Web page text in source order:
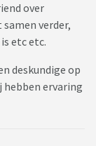
over
verder,
etc etc.
deskundige op
hebben ervaring